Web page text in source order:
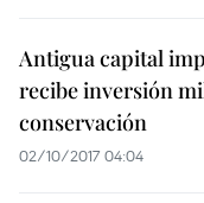
Antigua capital
recibe inversión
conservación
02/10/2017 04:04